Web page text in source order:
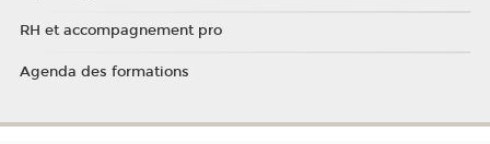
RH et accompagnement pro
Agenda des formations